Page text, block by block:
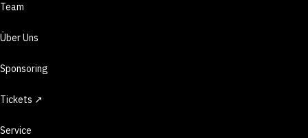
Team
Über Uns
Sponsoring
Tickets ↗
Service